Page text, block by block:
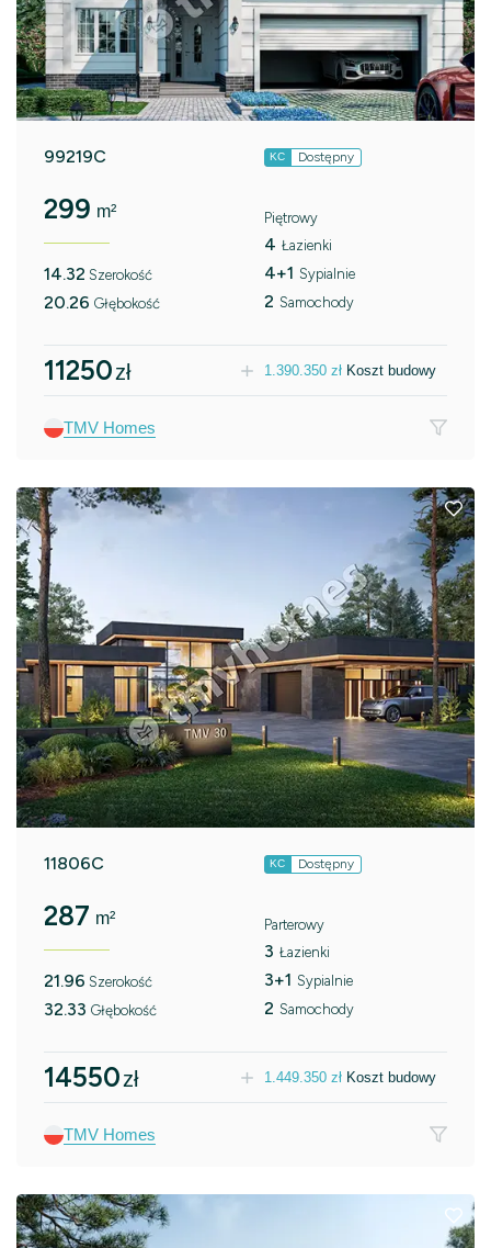
99219C KC Dostępny
299 m²
14.32 Szerokość
20.26 Głębokość
Piętrowy
4 Łazienki
4+1 Sypialnie
2 Samochody
11250zł 1.390.350 zł Koszt budowy
TMV Homes
11806C KC Dostępny
287 m²
21.96 Szerokość
32.33 Głębokość
Parterowy
3 Łazienki
3+1 Sypialnie
2 Samochody
14550zł 1.449.350 zł Koszt budowy
TMV Homes